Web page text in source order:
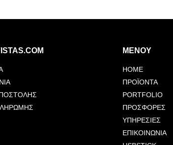
ΜΕΝΟΥ
HOME
ΠΡΟΪΟΝΤΑ
PORTFOLIO
ΠΡΟΣΦΟΡΕΣ
ΥΠΗΡΕΣΙΕΣ
ΕΠΙΚΟΙΝΩΝΙΑ